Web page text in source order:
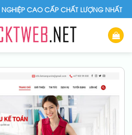
NGHIỆP CAO CẤP CHẤT LƯỢNG NHẤT